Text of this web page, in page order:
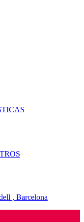
, Barcelona